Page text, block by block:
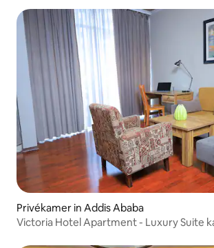
Privékamer in Addis Ababa
Victoria Hotel Apartment - Luxury Suite